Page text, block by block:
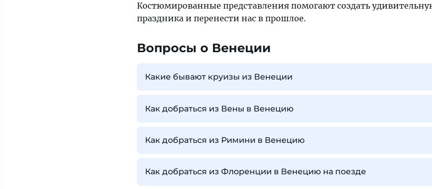
Костюмированные представления помогают создать
праздника и перенести нас в прошлое.
Вопросы о Венеции
Какие бывают круизы из Венеции
Как добраться из Вены в Венецию
Как добраться из Римини в Венецию
Как добраться из Флоренции в Венецию на поезде